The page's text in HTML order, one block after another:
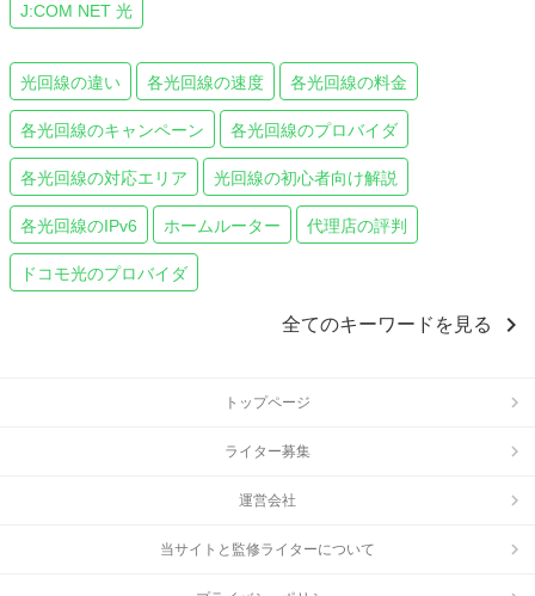
J:COM NET 光
光回線の違い 各光回線の速度 各光回線の料金
各光回線のキャンペーン 各光回線のプロバイダ
各光回線の対応エリア 光回線の初心者向け解説
各光回線のIPv6 ホームルーター 代理店の評判
ドコモ光のプロバイダ
全てのキーワードを見る chevron_right
トップページ
ライター募集
運営会社
当サイトと監修ライターについて